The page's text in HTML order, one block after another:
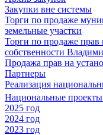
Закупки вне системы
Торги по продаже
земельные участки
Торги по продаже прав
собственности
Продажа прав на
Партнеры
Реализация
Национальные
2025 год
2024 год
2023 год